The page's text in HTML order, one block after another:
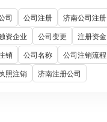
司 公司注册
济南公司注册
资企业
公司变更
注册资金
销
公司名称
公司注销流程
照注销
济南注册公司